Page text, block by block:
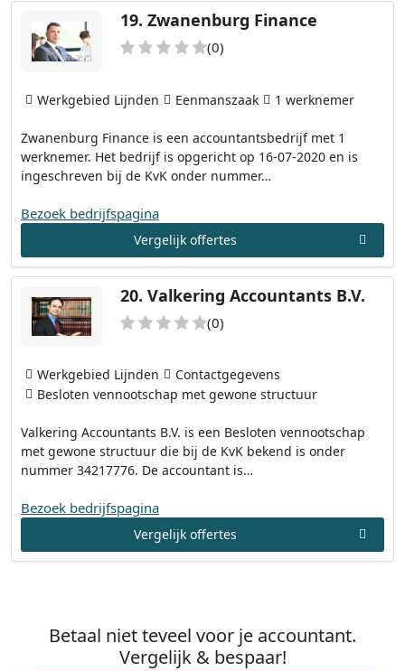
19. Zwanenburg Finance
(0)
Zwanenburg Finance is een accountantsbedrijf met 1
werknemer. Het bedrijf is opgericht op 16-07-2020 en is
ingeschreven bij de KvK onder nummer…
Werkgebied Lijnden Eenmanszaak 1 werknemer
Bezoek bedrijfspagina
Vergelijk offertes
20. Valkering Accountants B.V.
(0)
Valkering Accountants B.V. is een Besloten vennootschap
met gewone structuur die bij de KvK bekend is onder
nummer 34217776. De accountant is…
Werkgebied Lijnden
Contactgegevens
Besloten vennootschap met gewone structuur
Bezoek bedrijfspagina
Vergelijk offertes
Betaal niet teveel voor je accountant.
Vergelijk & bespaar!